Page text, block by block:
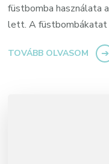
füstbomba használata
lett. A
TOVÁBB OLVASOM